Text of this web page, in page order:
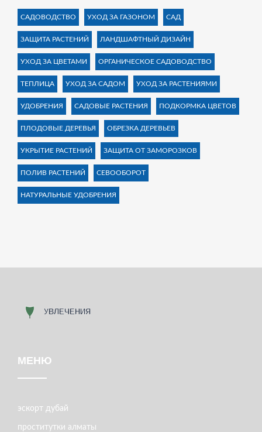
САДОВОДСТВО УХОД ЗА ГАЗОНОМ САД
ЗАЩИТА РАСТЕНИЙ ЛАНДШАФТНЫЙ ДИЗАЙН
УХОД ЗА ЦВЕТАМИ ОРГАНИЧЕСКОЕ САДОВОДСТВО
ТЕПЛИЦА УХОД ЗА САДОМ УХОД ЗА РАСТЕНИЯМИ
УДОБРЕНИЯ САДОВЫЕ РАСТЕНИЯ ПОДКОРМКА ЦВЕТОВ
ПЛОДОВЫЕ ДЕРЕВЬЯ ОБРЕЗКА ДЕРЕВЬЕВ
УКРЫТИЕ РАСТЕНИЙ ЗАЩИТА ОТ ЗАМОРОЗКОВ
ПОЛИВ РАСТЕНИЙ СЕВООБОРОТ
НАТУРАЛЬНЫЕ УДОБРЕНИЯ
МЕНЮ
эскорт дубай
проститутки алматы